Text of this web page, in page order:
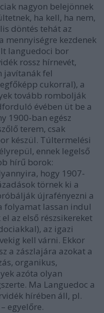
nagyon belejönnek
ha kell, ha nem,
döntés tehát az
mennyiségre kezdenek
languedoci bor
rossz hírnevét,
javítanák fel
cukorral), a
tovább rombolják
évében üt be a
1900-ban egész
terem, csak
készül. Túltermelési
ennek legelső
hírű borok:
hogy 1907-
törnek ki a
újrafényezni a
folyamat lassan indul
az első részsikereket
az igazi
kell várni. Ekkor
a zászlajára azokat a
organikus,
azóta olyan
Ma Languedoc a
hírében áll, pl.
egyelőre.